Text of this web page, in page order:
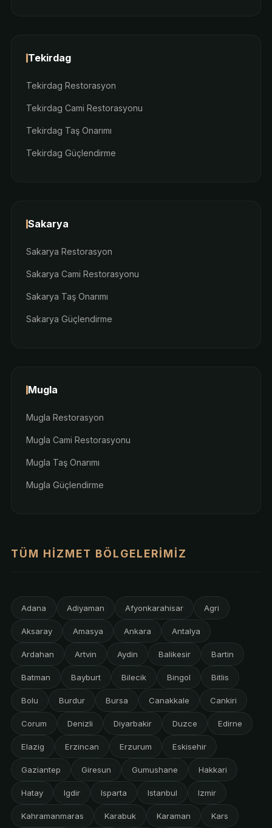
Tekirdag
Tekirdag Restorasyon
Tekirdag Cami Restorasyonu
Tekirdag Taş Onarımı
Tekirdag Güçlendirme
Sakarya
Sakarya Restorasyon
Sakarya Cami Restorasyonu
Sakarya Taş Onarımı
Sakarya Güçlendirme
Mugla
Mugla Restorasyon
Mugla Cami Restorasyonu
Mugla Taş Onarımı
Mugla Güçlendirme
TÜM HIZMET BÖLGELERIMIZ
Adana Adiyaman Afyonkarahisar Agri
Aksaray Amasya Ankara Antalya
Ardahan Artvin Aydin Balikesir Bartin
Batman Bayburt Bilecik Bingol Bitlis
Bolu Burdur Bursa Canakkale Cankiri
Corum Denizli Diyarbakir Duzce Edirne
Elazig Erzincan Erzurum Eskisehir
Gaziantep Giresun Gumushane Hakkari
Hatay Igdir Isparta Istanbul Izmir
Kahramanmaras Karabuk Karaman Kars